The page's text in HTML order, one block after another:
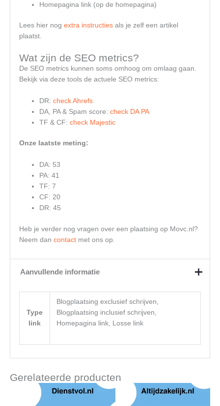
Homepagina link (op de homepagina)
Lees hier nog extra instructiesals je zelf een artikel
plaatst.
Wat zijn de SEO metrics?
De SEO metrics kunnen soms omhoog om omlaag gaan.
Bekijk via deze tools de actuele SEO metrics:
DR: check Ahrefs
DA, PA & Spam score: check DA PA
TF & CF: check Majestic
Onze laatste meting:
DA: 53
PA: 41
TF: 7
CF: 20
DR: 45
Heb je verder nog vragen over een plaatsing op Movc.nl?
Neem dan contactmet ons op.
Aanvullende informatie
Type
link
Blogplaatsing exclusief schrijven,
Blogplaatsing inclusief schrijven,
Homepagina link, Losse link
Gerelateerde producten